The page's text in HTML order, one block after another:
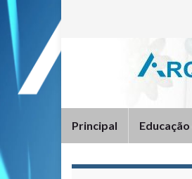
Principal